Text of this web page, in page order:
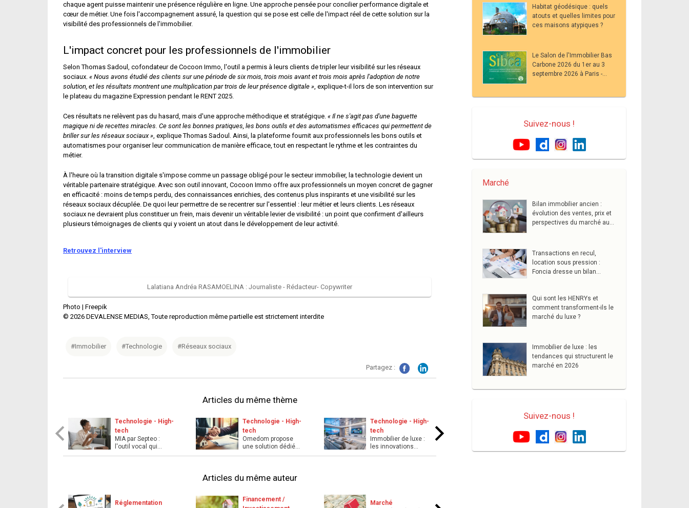
chaque agent puisse maintenir une présence régulière en ligne. Une approche pensée pour concilier performance digitale et
cœur de métier. Une fois l'accompagnement assuré, la question qui se pose est celle de l'impact réel de cette solution sur la
visibilité des professionnels de l'immobilier.
L'impact concret pour les professionnels de l'immobilier
Selon Thomas Sadoul, cofondateur de Cocoon Immo, l'outil a permis à leurs clients de tripler leur visibilité sur les réseaux
sociaux. « Nous avons étudié des clients sur une période de six mois, trois mois avant et trois mois après l'adoption de notre
solution, et les résultats montrent une multiplication par trois de leur présence digitale », explique-t-il lors de son intervention sur
le plateau du magazine Expression pendant le RENT 2025.
Ces résultats ne relèvent pas du hasard, mais d'une approche méthodique et stratégique. « Il ne s'agit pas d'une baguette
magique ni de recettes miracles. Ce sont les bonnes pratiques, les bons outils et des automatismes efficaces qui permettent de
briller sur les réseaux sociaux », explique Thomas Sadoul. Ainsi, la plateforme fournit aux professionnels les bons outils et
automatismes pour organiser leur communication de manière efficace, tout en respectant le rythme et les contraintes du
métier.
À l'heure où la transition digitale s'impose comme un passage obligé pour le secteur immobilier, la technologie devient un
véritable partenaire stratégique. Avec son outil innovant, Cocoon Immo offre aux professionnels un moyen concret de gagner
en efficacité : moins de temps perdu, des connaissances enrichies, des contenus plus inspirants et une visibilité sur les
réseaux sociaux décuplée. De quoi leur permettre de se recentrer sur l'essentiel : leur métier et leurs clients. Les réseaux
sociaux ne devraient plus constituer un frein, mais devenir un véritable levier de visibilité : un point que confirment d'ailleurs
plusieurs témoignages de clients qui y voient un atout dans le développement de leur activité.
Retrouvez l'interview
Lalatiana Andréa RASAMOELINA : Journaliste - Rédacteur- Copywriter
Photo | Freepik
© 2026 DEVALENSE MEDIAS, Toute reproduction même partielle est strictement interdite
#Immobilier #Technologie #Réseaux sociaux
Partagez :
Articles du même thème
Technologie - High-
tech
MIA par Septeo :
l'outil vocal qui
Technologie - High-
tech
Omedom propose
une solution dédiée
Technologie - High-
tech
Immobilier de luxe :
les innovations
Technologie - High-
Recherche
ChatGPT :
Articles du même auteur
Réglementation
Financement /
Marché
Habitat géodésique : quels
atouts et quelles limites pour
ces maisons atypiques ?
Le Salon de l'Immobilier Bas
Carbone 2026 du 1er au 3
septembre 2026 à Paris -
Suivez-nous !
Marché
Bilan immobilier ancien :
évolution des ventes, prix et
perspectives du marché au
Transactions en recul,
location sous pression :
Foncia dresse un bilan
Qui sont les HENRYs et
comment transforment-ils le
marché du luxe ?
Immobilier de luxe : les
tendances qui structurent le
marché en 2026
Suivez-nous !